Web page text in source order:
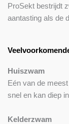
ProSekt bestrijdt
aantasting als de
Huiszwam
Eén van de
snel en kan diep
Kelderzwam